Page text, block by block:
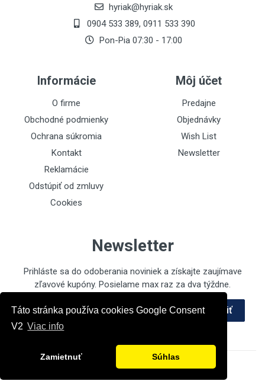
Táto stránka používa cookies Google Consent
V2 Viac info
Zamietnuť Súhlas
hyriak@hyriak.sk
0904 533 389, 0911 533 390
Pon-Pia 07:30 - 17:00
Informácie
O firme
Obchodné podmienky
Ochrana súkromia
Kontakt
Reklamácie
Odstúpiť od zmluvy
Cookies
Môj účet
Predajne
Objednávky
Wish List
Newsletter
Newsletter
Prihláste sa do odoberania noviniek a získajte zaujímave
zľavové kupóny. Posielame max raz za dva týždne.
Emailová adresa Prihlásiť
Powered byec2pro.eu